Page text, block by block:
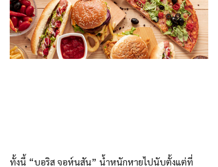
ทั้งนี้ “บอริส จอห์นสัน” น้ำหนักหายไปนับตั้งแต่ที่